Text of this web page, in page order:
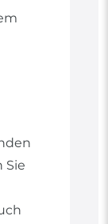
Sie